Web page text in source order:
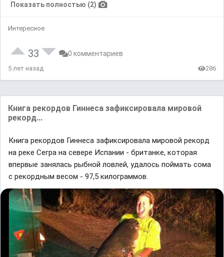
Показать полностью (2)
Интересное
33 0 комментариев
5 лет назад 286
Книга рекордов Гиннеса зафиксировала мировой
рекорд...
Книга рекордов Гиннеса зафиксировала мировой рекорд
на реке Сегра на севере Испании - британке, которая
впервые занялась рыбной ловлей, удалось поймать сома
с рекордным весом - 97,5 килограммов.